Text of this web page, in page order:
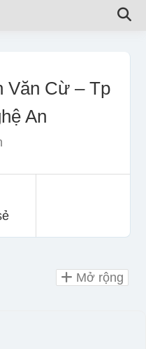
Văn Cừ – Tp
An
Mở rộng